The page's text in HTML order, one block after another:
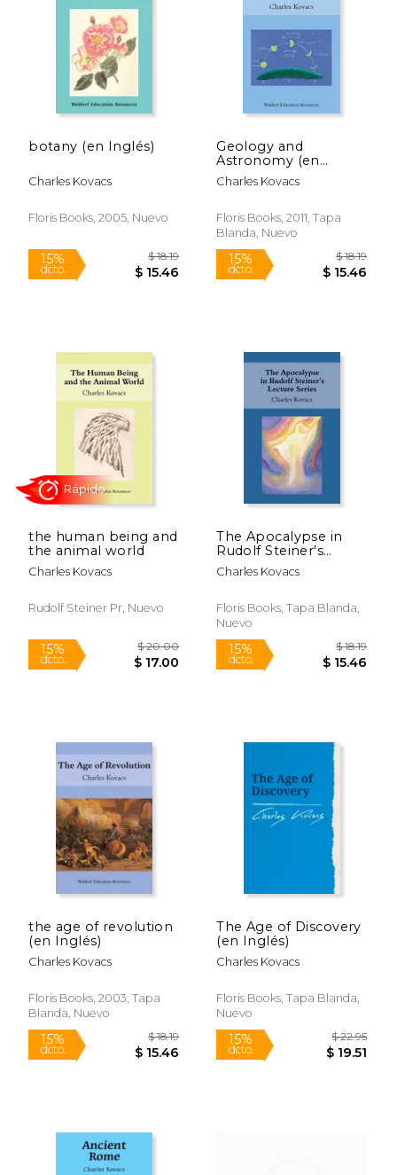
15%
dcto.
botany (en Inglés)
Charles Kovacs
Floris Books, 2005, Nuevo
15%
Geology and
Astronomy (en
Inglés)
Charles Kovacs
Floris Books, 2011, Tapa
Blanda, Nuevo
15%
the human being and
the animal world
Charles Kovacs
Rudolf Steiner Pr, Nuevo
15%
Rápido
The Apocalypse in
Rudolf Steiner's
Lecture Series (en
Inglés)
Charles Kovacs
Floris Books, Tapa Blanda,
Nuevo
15%
the age of revolution
(en Inglés)
Charles Kovacs
Floris Books, 2003, Tapa
Blanda, Nuevo
The Age of Discovery
(en Inglés)
Charles Kovacs
Floris Books, Tapa Blanda,
Nuevo